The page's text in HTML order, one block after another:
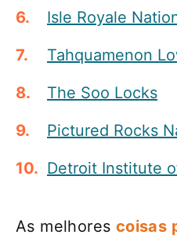
Isle Royale
Tahquamenon
The Soo Locks
Pictured Rocks
Detroit Institute
As melhores coisas